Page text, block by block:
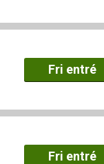
Fri entré
Fri entré